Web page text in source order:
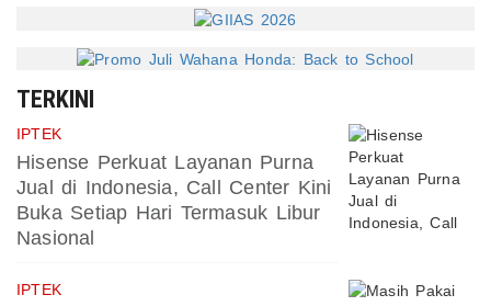
TERKINI
IPTEK
Hisense Perkuat Layanan Purna
Jual di Indonesia, Call Center Kini
Buka Setiap Hari Termasuk Libur
Nasional
IPTEK